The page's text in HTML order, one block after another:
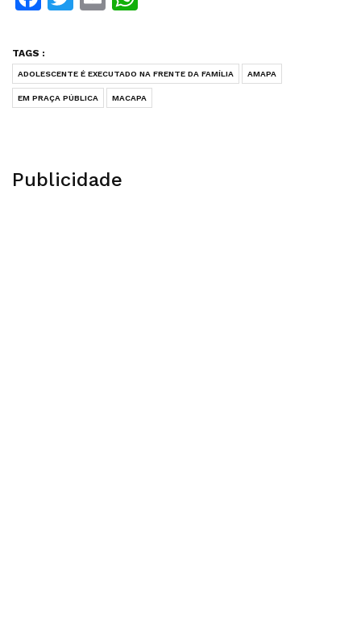
TAGS :
ADOLESCENTE É EXECUTADO NA FRENTE DA FAMÍLIA AMAPA
EM PRAÇA PÚBLICA MACAPA
Publicidade